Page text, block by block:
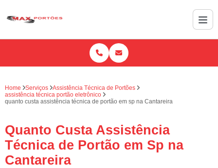
Home Serviços
Assistência Técnica de Portões
assistência técnica portão eletrônico
quanto custa assistência técnica de portão em sp na Cantareira
Quanto Custa Assistência
Técnica de Portão em Sp na
Cantareira